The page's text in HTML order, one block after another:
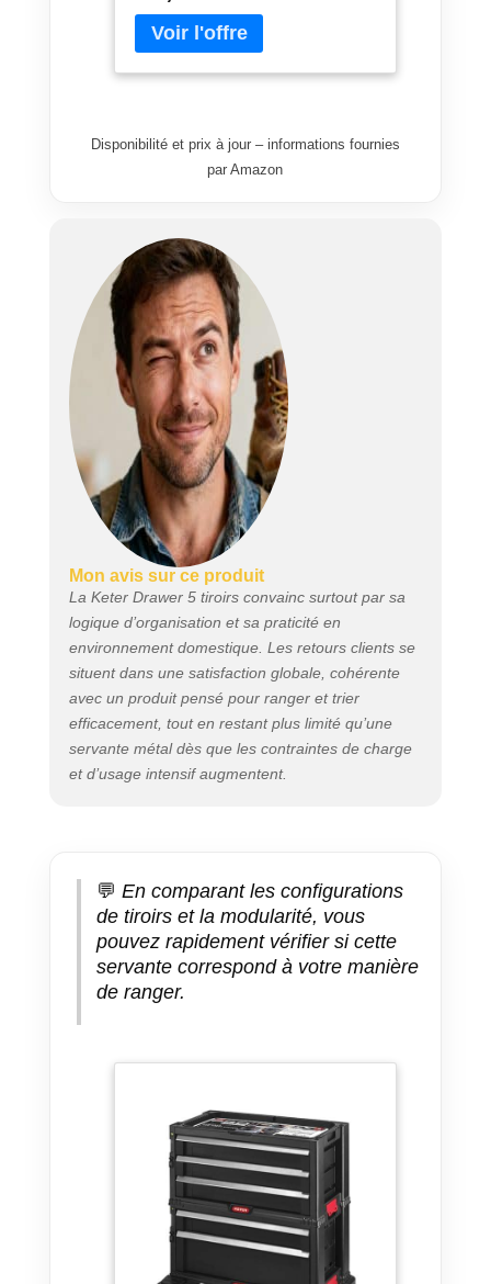
ranger vos outils plus volumineux
comme les perceuses, scies ou
roulettes pour le fixer dans un coin
de votre atelier, ou de transporter
pratiques. Configurez cette
servante d’atelier selon vos
exigences.
Disponibilité et prix à jour – informations fournies
par Amazon
Mon avis sur ce produit
La Keter Drawer 5 tiroirs convainc surtout par sa
logique d’organisation et sa praticité en
environnement domestique. Les retours clients se
situent dans une satisfaction globale, cohérente
avec un produit pensé pour ranger et trier
efficacement, tout en restant plus limité qu’une
servante métal dès que les contraintes de charge
et d’usage intensif augmentent.
💬 En comparant les configurations
de tiroirs et la modularité, vous
pouvez rapidement vérifier si cette
servante correspond à votre manière
de ranger.